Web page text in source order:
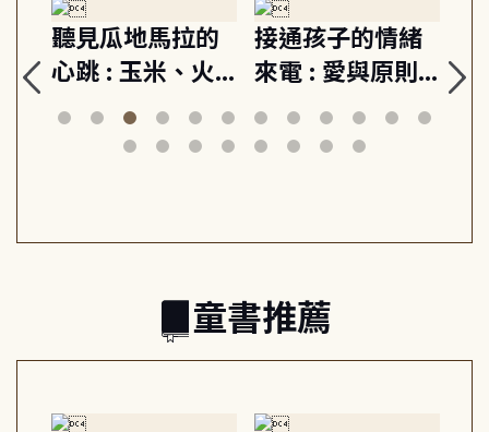
聽見瓜地馬拉的
心跳 : 玉米、火
山與信仰, 外交官
筆下的現代馬雅
接通孩子的情緒
來電 : 愛與原則,
建立教養的安定
節奏 22個行動練
關
童書推薦